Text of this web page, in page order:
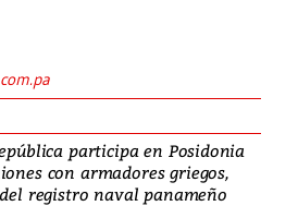
participa en Posidonia
con armadores griegos,
registro naval panameño